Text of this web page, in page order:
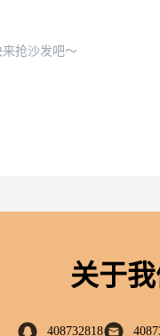
抢沙发吧～
关于我
408732818